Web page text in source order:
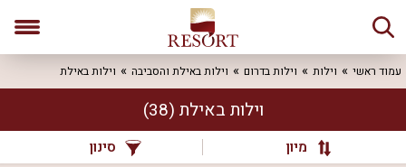
עמוד ראשי וילות וילות בדרום וילות באילת והסביבה וילות באילת
וילות באילת (38)
מיון סינון